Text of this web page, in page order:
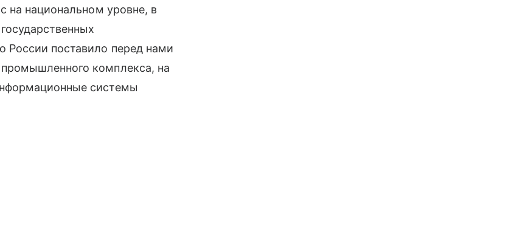
на национальном уровне, в
России поставило перед нами
комплекса, на
системы